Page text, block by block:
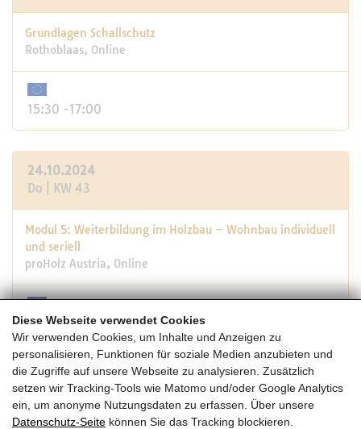
Diese Webseite verwendet Cookies
Wir verwenden Cookies, um Inhalte und Anzeigen zu
personalisieren, Funktionen für soziale Medien anzubieten und
die Zugriffe auf unsere Webseite zu analysieren. Zusätzlich
setzen wir Tracking-Tools wie Matomo und/oder Google Analytics
ein, um anonyme Nutzungsdaten zu erfassen. Über unsere
Datenschutz-Seite können Sie das Tracking blockieren.
Grundlagen Schallschutz
Rothoblaas, Online
15:30 -17:00
24.10.2024
Do | KW 43
Modul 5: Weiterbildung im Holzbau – Wohnbau individuell
und seriell
proHolz Austria, Online
17:00 -19:00
29.10.2024
Di | KW 44